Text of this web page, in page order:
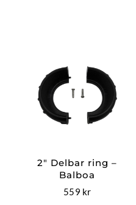
2″ Delbar ring –
Balboa
559 kr